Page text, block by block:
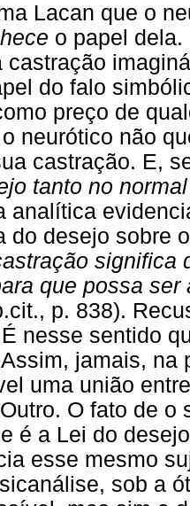
Lacan que o
o papel
castração
do falo
preço de
neurótico não
castração. E,
tanto no
analítica
do desejo sobre
significa
que possa
p. 838).
nesse sentido
jamais,
uma união
O fato de o
é a Lei do
esse mesmo
sob a